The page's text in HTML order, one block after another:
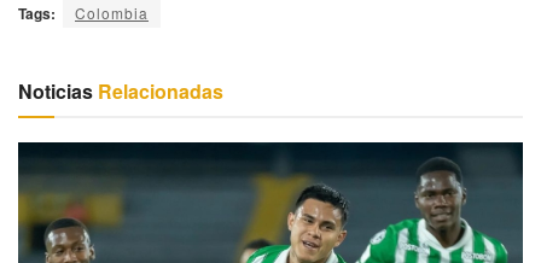
Tags: Colombia
Noticias Relacionadas